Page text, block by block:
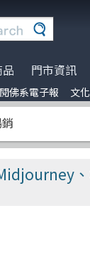
※
名
半
人
網
資
博
清
更
阿
門市資訊
佛系電子報 文